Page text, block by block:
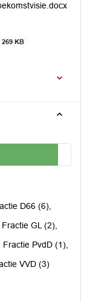
269 KB
D66 (6),
GL (2),
PvdD (1),
VVD (3)